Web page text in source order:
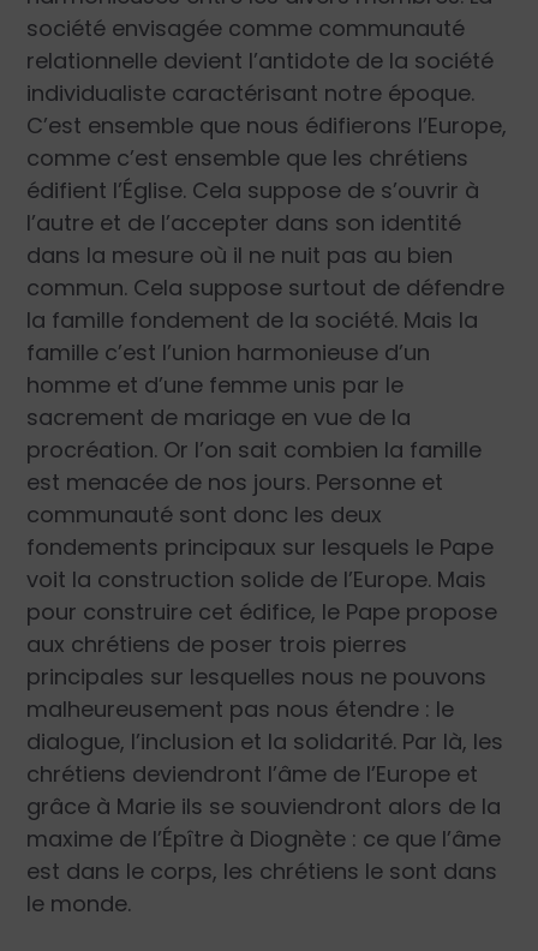
société envisagée comme communauté
relationnelle devient l’antidote de la société
individualiste caractérisant notre époque.
C’est ensemble que nous édifierons l’Europe,
comme c’est ensemble que les chrétiens
édifient l’Église. Cela suppose de s’ouvrir à
l’autre et de l’accepter dans son identité
dans la mesure où il ne nuit pas au bien
commun. Cela suppose surtout de défendre
la famille fondement de la société. Mais la
famille c’est l’union harmonieuse d’un
homme et d’une femme unis par le
sacrement de mariage en vue de la
procréation. Or l’on sait combien la famille
est menacée de nos jours. Personne et
communauté sont donc les deux
fondements principaux sur lesquels le Pape
voit la construction solide de l’Europe. Mais
pour construire cet édifice, le Pape propose
aux chrétiens de poser trois pierres
principales sur lesquelles nous ne pouvons
malheureusement pas nous étendre : le
dialogue, l’inclusion et la solidarité. Par là, les
chrétiens deviendront l’âme de l’Europe et
grâce à Marie ils se souviendront alors de la
maxime de l’Épître à Diognète : ce que l’âme
est dans le corps, les chrétiens le sont dans
le monde.